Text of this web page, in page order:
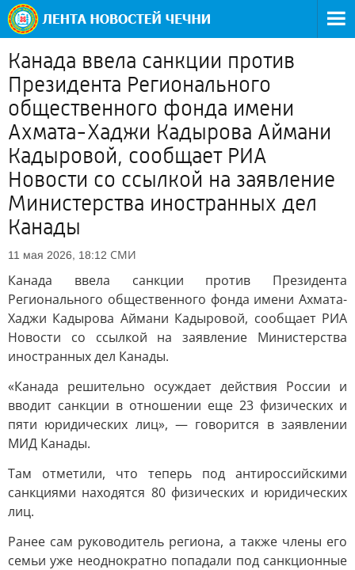
Канада ввела санкции против
Президента Регионального
общественного фонда имени
Ахмата-Хаджи Кадырова Аймани
Кадыровой, сообщает РИА
Новости со ссылкой на заявление
Министерства иностранных дел
Канады
11 мая 2026, 18:12 СМИ
Канада ввела санкции против Президента
Регионального общественного фонда имени Ахмата-
Хаджи Кадырова Аймани Кадыровой, сообщает РИА
Новости со ссылкой на заявление Министерства
иностранных дел Канады.
«Канада решительно осуждает действия России и
вводит санкции в отношении еще 23 физических и
пяти юридических лиц», — говорится в заявлении
МИД Канады.
Там отметили, что теперь под антироссийскими
санкциями находятся 80 физических и юридических
лиц.
Ранее сам руководитель региона, а также члены его
семьи уже неоднократно попадали под санкционные